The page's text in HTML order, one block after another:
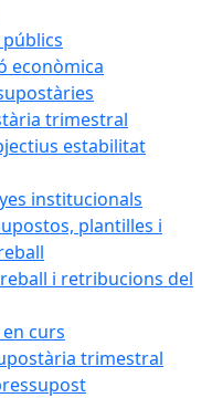
econòmica
trimestral
estabilitat
institucionals
plantilles i
i retribucions del
curs
trimestral